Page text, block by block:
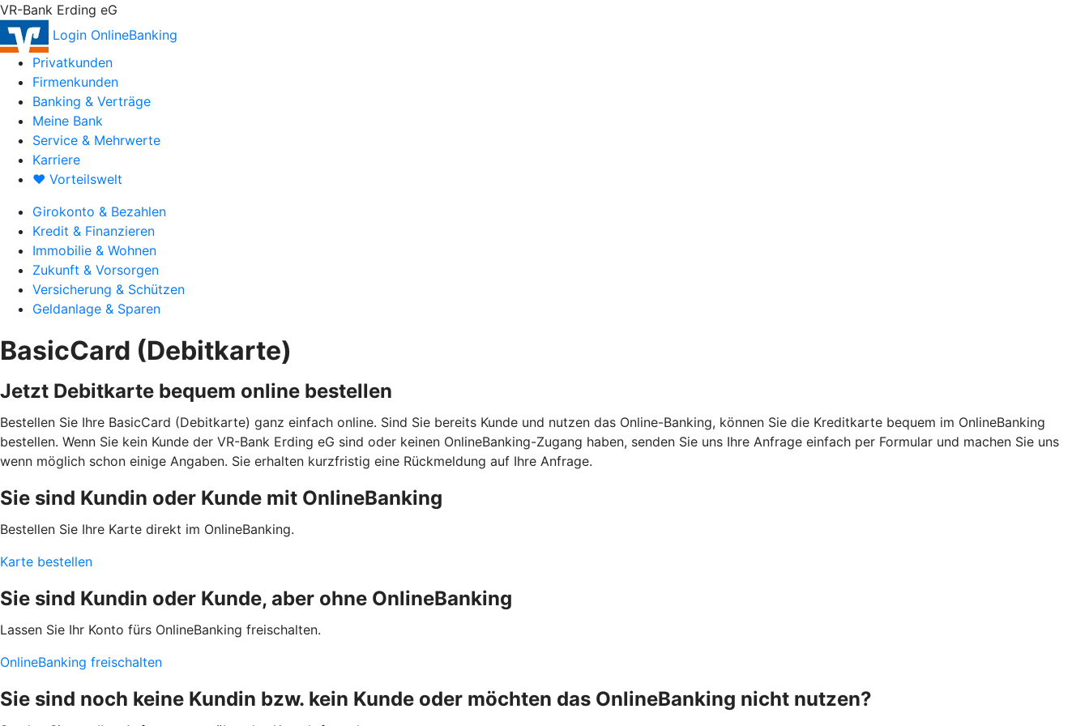
VR-Bank Erding eG
Login OnlineBanking
Privatkunden
Firmenkunden
Banking & Verträge
Meine Bank
Service & Mehrwerte
Karriere
♥ Vorteilswelt
Girokonto & Bezahlen
Kredit & Finanzieren
Immobilie & Wohnen
Zukunft & Vorsorgen
Versicherung & Schützen
Geldanlage & Sparen
BasicCard (Debitkarte)
Jetzt Debitkarte bequem online bestellen
Bestellen Sie Ihre BasicCard (Debitkarte) ganz einfach online. Sind Sie bereits Kunde und nutzen das Online-Banking, können Sie die Kreditkarte bequem im OnlineBanking
bestellen. Wenn Sie kein Kunde der VR-Bank Erding eG sind oder keinen OnlineBanking-Zugang haben, senden Sie uns Ihre Anfrage einfach per Formular und machen Sie uns
wenn möglich schon einige Angaben. Sie erhalten kurzfristig eine Rückmeldung auf Ihre Anfrage.
Sie sind Kundin oder Kunde mit OnlineBanking
Bestellen Sie Ihre Karte direkt im OnlineBanking.
Karte bestellen
Sie sind Kundin oder Kunde, aber ohne OnlineBanking
Lassen Sie Ihr Konto fürs OnlineBanking freischalten.
OnlineBanking freischalten
Sie sind noch keine Kundin bzw. kein Kunde oder möchten das OnlineBanking nicht nutzen?